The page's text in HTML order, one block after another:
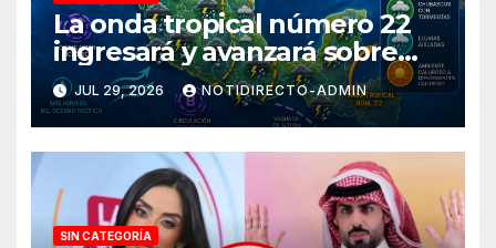
La onda tropical número 22
ingresará y avanzará sobre
México
JUL 29, 2026 NOTIDIRECTO-ADMIN
SIN CATEGORÍA